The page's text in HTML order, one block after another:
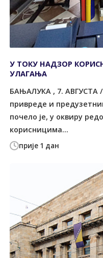
прије 1 дан
У ТОКУ НАДЗОР
УЛАГАЊА
БАЊАЛУКА , 7. АВГУСТА
привреде и
почело је, у оквиру
корисницима...